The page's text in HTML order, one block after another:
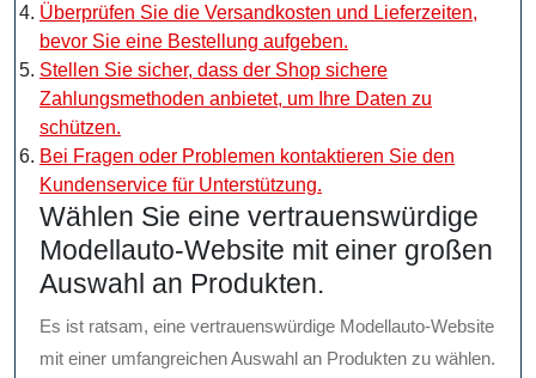
Überprüfen Sie die Versandkosten und Lieferzeiten,
bevor Sie eine Bestellung aufgeben.
Stellen Sie sicher, dass der Shop sichere
Zahlungsmethoden anbietet, um Ihre Daten zu
schützen.
Bei Fragen oder Problemen kontaktieren Sie den
Kundenservice für Unterstützung.
Wählen Sie eine vertrauenswürdige
Modellauto-Website mit einer großen
Auswahl an Produkten.
Es ist ratsam, eine vertrauenswürdige Modellauto-Website
mit einer umfangreichen Auswahl an Produkten zu wählen.